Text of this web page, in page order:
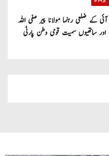
کے ضلعی رہنما مولانا پیر صفی اللہ
اور ساتھیوں سمیت قومی وطن پارٹی